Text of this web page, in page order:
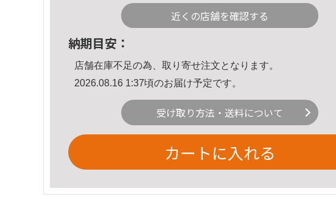
近くの店舗を確認する
納期目安：
店舗在庫不足の為、取り寄せ注文となります。
2026.08.16 1:37頃のお届け予定です。
受け取り方法・送料について
カートに入れる